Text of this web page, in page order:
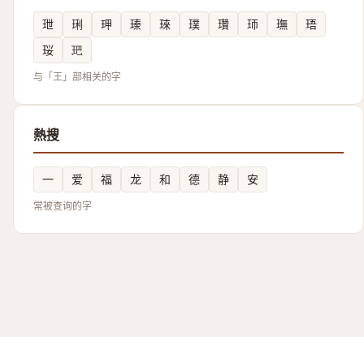
玴 琍 玾 瑧 琜 璞 瓚 㺰 璑
珸
珱
鿱
与「王」部相关的字
熱搜
一 爱 福 龙 和 德 静 安
常被查询的字